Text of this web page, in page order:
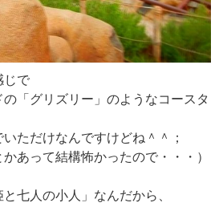
じで
「グリズリー」のようなコースタ
ただけなんですけどね＾＾；
かあって結構怖かったので・・・）
七人の小人」なんだから、